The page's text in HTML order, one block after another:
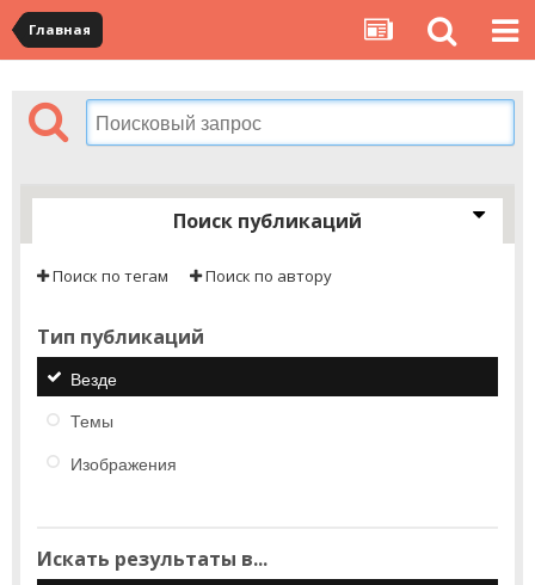
Главная
Поиск публикаций
Поиск по тегам Поиск по автору
Тип публикаций
Везде
Темы
Изображения
Искать результаты в...